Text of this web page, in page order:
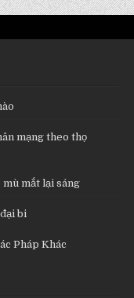
mạng theo thọ
mù mắt lại sáng
bi
Pháp Khác